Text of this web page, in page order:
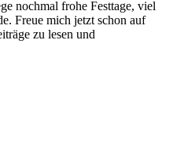
nochmal frohe Festtage, viel
Freue mich jetzt schon auf
zu lesen und